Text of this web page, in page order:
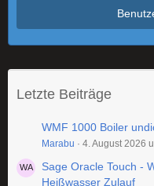
Letzte Beiträge
WMF 1000 Boiler
Marabu 4. August 2026
Sage Oracle Touch -
Heißwasser Zulauf